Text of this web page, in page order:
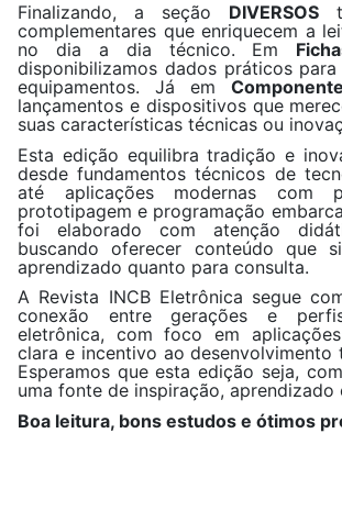
Finalizando, a seção DIVERSOS
complementares que enriquecem a
no dia a dia técnico. Em
disponibilizamos dados práticos
equipamentos. Já em
lançamentos e dispositivos que
suas características técnicas ou
Esta edição equilibra tradição e
desde fundamentos técnicos de
até aplicações modernas com
prototipagem e programação
foi elaborado com atenção
buscando oferecer conteúdo que
aprendizado quanto para consulta.
A Revista INCB Eletrônica segue
conexão entre gerações e
eletrônica, com foco em
clara e incentivo ao desenvolvimento
Esperamos que esta edição seja,
uma fonte de inspiração, aprendizado
Boa leitura, bons estudos e ótimos